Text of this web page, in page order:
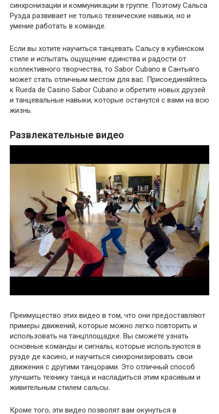
синхронизации и коммуникации в группе. Поэтому Сальса
Руэда развивает не только технические навыки, но и
умение работать в команде.
Если вы хотите научиться танцевать Сальсу в кубинском
стиле и испытать ощущение единства и радости от
коллективного творчества, то Sabor Cubano в Сантьяго
может стать отличным местом для вас. Присоединяйтесь
к Rueda de Casino Sabor Cubano и обретите новых друзей
и танцевальные навыки, которые останутся с вами на всю
жизнь.
Развлекательные видео
Преимущество этих видео в том, что они предоставляют
примеры движений, которые можно легко повторить и
использовать на танцплощадке. Вы сможете узнать
основные команды и сигналы, которые используются в
руэде де касино, и научиться синхронизировать свои
движения с другими танцорами. Это отличный способ
улучшить технику танца и насладиться этим красивым и
живительным стилем сальсы.
Кроме того, эти видео позволят вам окунуться в